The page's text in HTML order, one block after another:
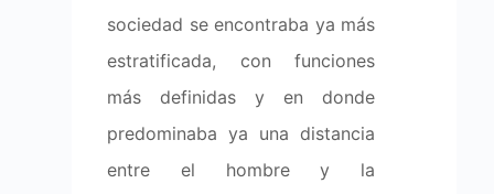
sociedad se encontraba ya más
estratificada, con funciones
más definidas y en donde
predominaba ya una distancia
entre el hombre y la